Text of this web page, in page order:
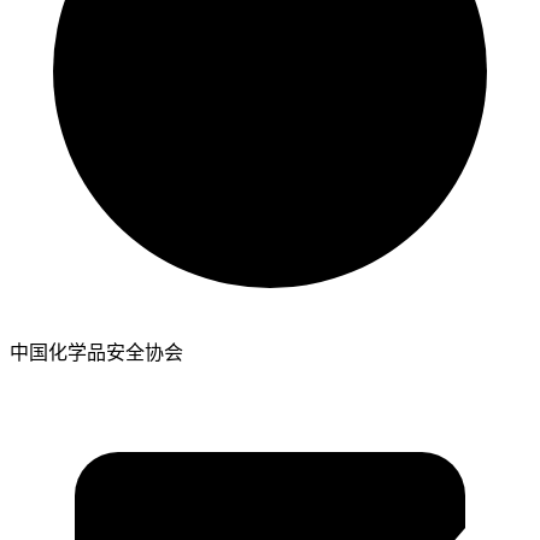
中国化学品安全协会